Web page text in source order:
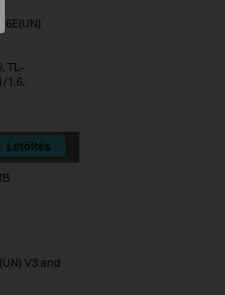
TL-
1.6,
Letöltés
V3 and